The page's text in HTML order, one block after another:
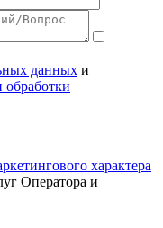
данных и
характера
Оператора и